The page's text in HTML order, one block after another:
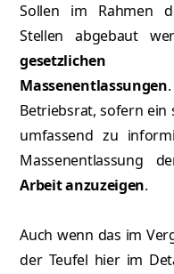
Sollen im Rahmen
Stellen abgebaut
gesetzlichen
Massenentlassungen
Betriebsrat, sofern
umfassend zu
Massenentlassung
Arbeit anzuzeigen.
Auch wenn das im
der Teufel hier im